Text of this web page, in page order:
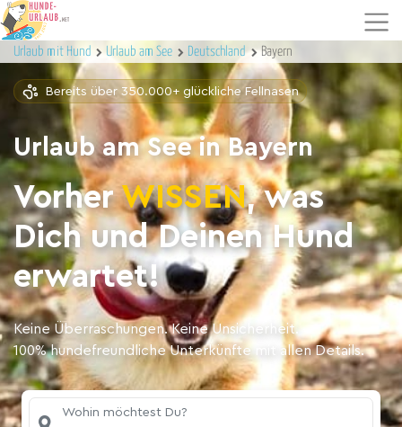
Urlaub mit Hund Urlaub am See Deutschland Bayern
Bereits über 350.000+ glückliche Fellnasen
Urlaub am See in Bayern
VorherWISSEN, was
Dich und Deinen Hund
erwartet!
Keine Überraschungen. Keine Unsicherheit.
100% hundefreundliche Unterkünfte mit allen Details.
Wohin möchtest Du?